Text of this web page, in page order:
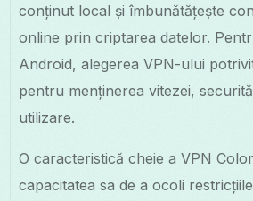
conținut local și îmbunătățește
online prin criptarea datelor.
Android, alegerea VPN-ului
pentru menținerea vitezei,
utilizare.
O caracteristică cheie a VPN
capacitatea sa de a ocoli